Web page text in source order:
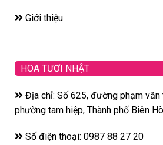
Giới thiệu
HOA TƯƠI NHẬT
Địa chỉ: Số 625, đường phạm văn
phường tam hiệp, Thành phố Biên
Số điện thoại: 0987 88 27 20